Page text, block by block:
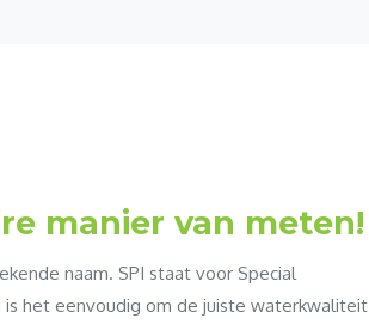
manier van meten!
naam. SPI staat voor Special
is het eenvoudig om de juiste waterkwaliteit